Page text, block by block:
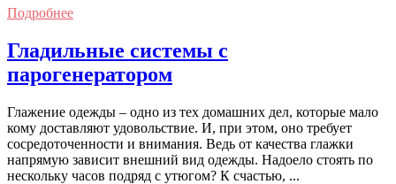
Подробнее
Гладильные системы с
парогенератором
Глажение одежды – одно из тех домашних дел, которые мало
кому доставляют удовольствие. И, при этом, оно требует
сосредоточенности и внимания. Ведь от качества глажки
напрямую зависит внешний вид одежды. Надоело стоять по
нескольку часов подряд с утюгом? К счастью, ...